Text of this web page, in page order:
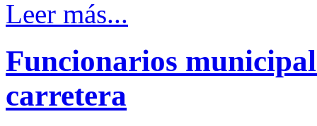
Leer más...
Funcionarios
carretera